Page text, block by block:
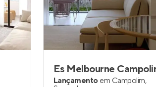
Es Melbourne
Lançamento em Campolim,